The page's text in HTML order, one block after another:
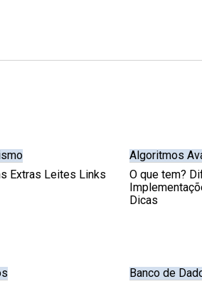
Extras Leites Links
Algoritmos
O que tem?
Dicas
Banco de